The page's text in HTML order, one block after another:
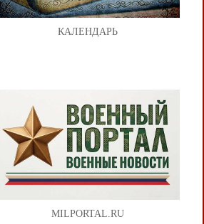
КАЛЕНДАРЬ
MILPORTAL.RU